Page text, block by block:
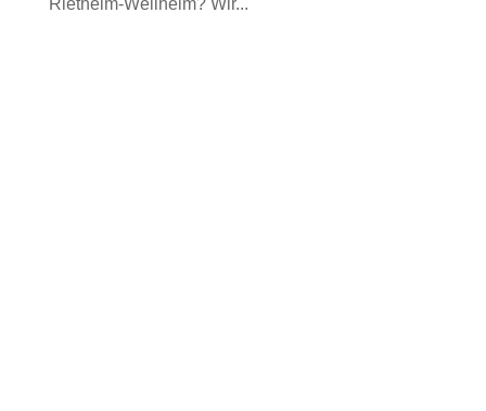
Rietheim-Weilheim? Wir...